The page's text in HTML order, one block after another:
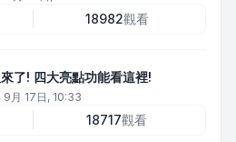
18982觀看
了! 四大亮點功能看這裡!
9月 17日, 10:33
18717觀看